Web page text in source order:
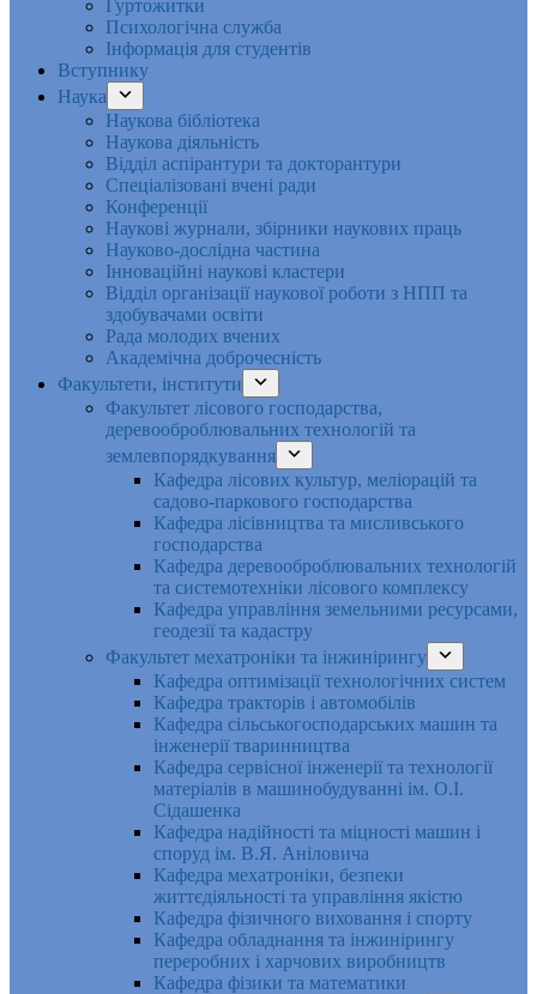
Гуртожитки
Психологічна служба
Інформація для студентів
Вступнику
Наука
Наукова бібліотека
Наукова діяльність
Відділ аспірантури та докторантури
Спеціалізовані вчені ради
Конференції
Наукові журнали, збірники наукових праць
Науково-дослідна частина
Інноваційні наукові кластери
Відділ організації наукової роботи з НПП та
здобувачами освіти
Рада молодих вчених
Академічна доброчесність
Факультети, інститути
Факультет лісового господарства,
деревооброблювальних технологій та
землевпорядкування
Кафедра лісових культур, меліорацій та
садово-паркового господарства
Кафедра лісівництва та мисливського
господарства
Кафедра деревооброблювальних технологій
та системотехніки лісового комплексу
Кафедра управління земельними ресурсами,
геодезії та кадастру
Факультет мехатроніки та інжинірингу
Кафедра оптимізації технологічних систем
Кафедра тракторів і автомобілів
Кафедра сільськогосподарських машин та
інженерії тваринництва
Кафедра cервісної інженерії та технології
матеріалів в машинобудуванні ім. О.І.
Сідашенка
Кафедра надійності та міцності машин і
споруд ім. В.Я. Аніловича
Кафедра мехатроніки, безпеки
життєдіяльності та управління якістю
Кафедра фізичного виховання і спорту
Кафедра обладнання та інжинірингу
переробних і харчових виробництв
Кафедра фізики та математики